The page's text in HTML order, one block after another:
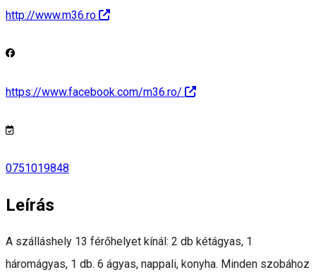
http://www.m36.ro
https://www.facebook.com/m36.ro/
0751019848
Leírás
A szálláshely 13 férőhelyet kínál: 2 db kétágyas, 1
háromágyas, 1 db. 6 ágyas, nappali, konyha. Minden szobához